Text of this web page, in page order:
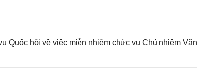
Quốc hội về việc miễn nhiệm chức vụ Chủ nhiệm Văn